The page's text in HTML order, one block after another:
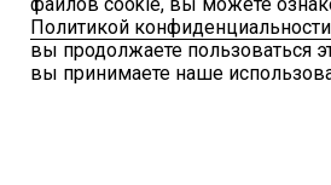
Политикой конфиденциальности
вы продолжаете пользоваться
вы принимаете наше